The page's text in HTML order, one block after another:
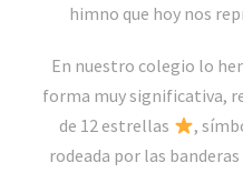
himno que hoy nos
En nuestro colegio lo
forma muy significativa,
de 12 estrellas
,
rodeada por las